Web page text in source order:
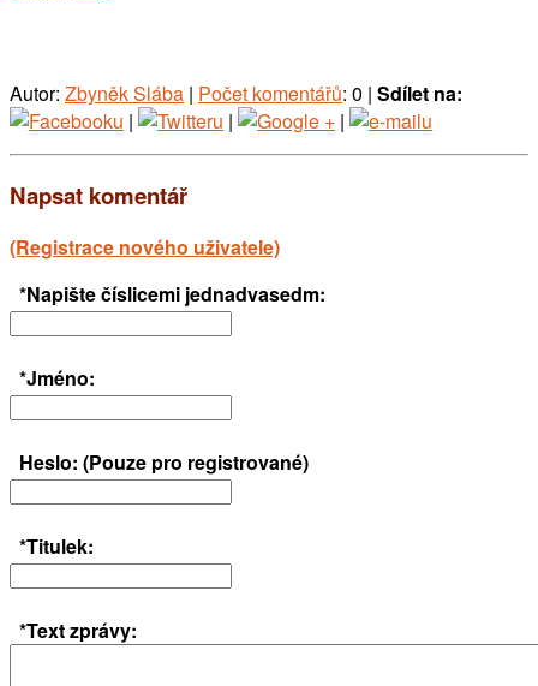
Autor: Zbyněk Slába | Počet komentářů: 0 | Sdílet na:
|
| |
Napsat komentář
(Registrace nového uživatele)
*Napište číslicemi jednadvasedm:
*Jméno:
Heslo: (Pouze pro registrované)
*Titulek:
*Text zprávy: